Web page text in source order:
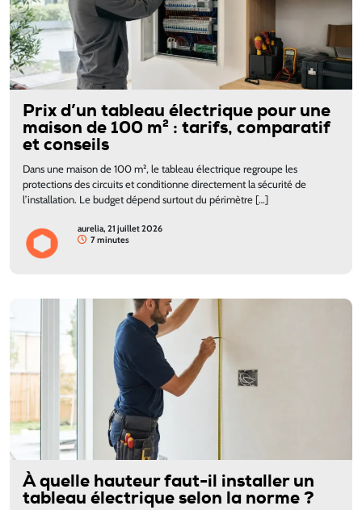
Prix d’un tableau électrique pour une
maison de 100 m² : tarifs, comparatif
et conseils
Dans une maison de 100 m², le tableau électrique regroupe les
protections des circuits et conditionne directement la sécurité de
l’installation. Le budget dépend surtout du périmètre […]
aurelia, 21 juillet 2026
7 minutes
À quelle hauteur faut-il installer un
tableau électrique selon la norme ?